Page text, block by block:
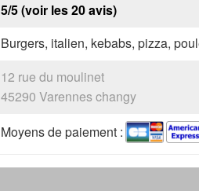
5/5 (voir les 20 avis)
Burgers, italien, kebabs, pizza,
12 rue du moulinet
45290 Varennes changy
Moyens de paiement :